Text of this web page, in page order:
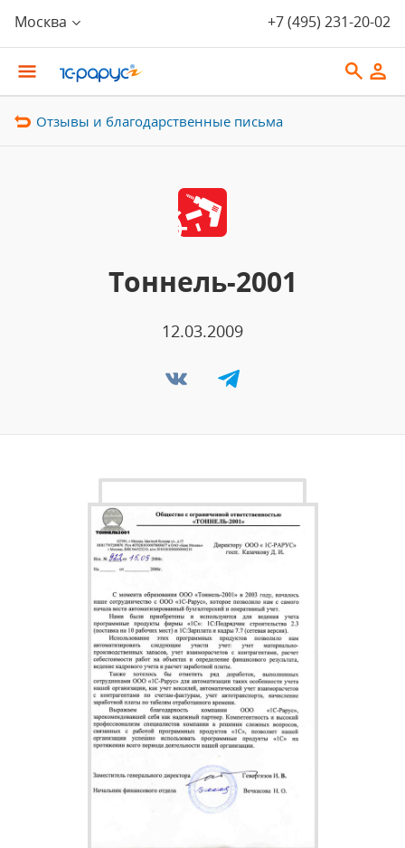
Москва +7 (495) 231-20-02
Отзывы и благодарственные письма
Тоннель-2001
12.03.2009